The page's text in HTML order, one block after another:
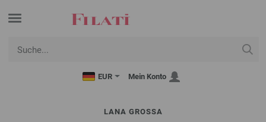
EUR Mein Konto
LANA GROSSA